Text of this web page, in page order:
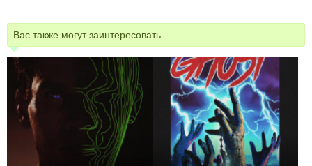
Вас также могут заинтересовать